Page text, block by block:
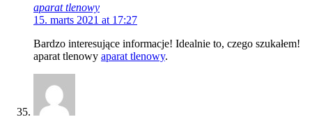
aparat tlenowy
15. marts 2021 at 17:27
Bardzo interesujące informacje! Idealnie to, czego szukałem!
aparat tlenowy aparat tlenowy.